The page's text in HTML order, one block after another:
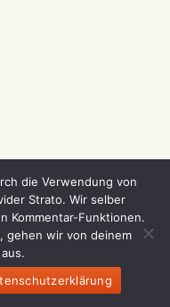
die Verwendung von
Strato. Wir selber
Kommentar-Funktionen.
gehen wir von deinem